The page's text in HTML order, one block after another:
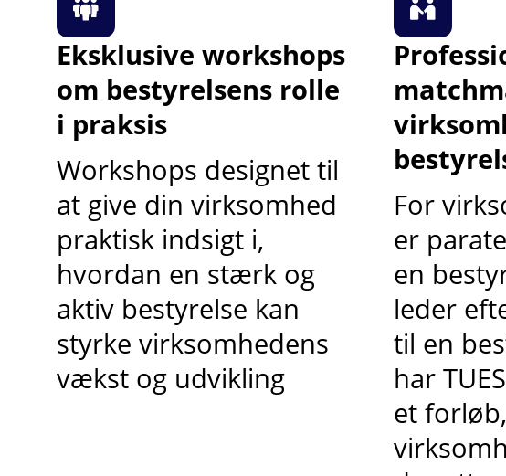
Eksklusive workshops
om bestyrelsens rolle
i praksis
Workshops designet til
at give din virksomhed
praktisk indsigt i,
hvordan en stærk og
aktiv bestyrelse kan
styrke virksomhedens
vækst og udvikling
For
er
en
leder
til en
har
et